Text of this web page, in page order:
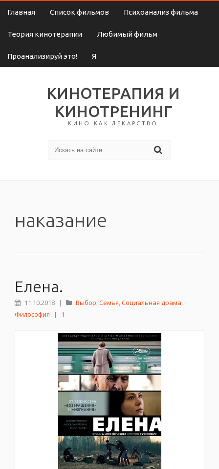
Главная Список фильмов Психоанализ фильма
Теория кинотерапии Любимый фильм
Проанализируй это! Я
КИНОТЕРАПИЯ И
КИНОТРЕНИНГ
КИНО КАК ЛЕКАРСТВО
наказание
Елена.
11.10.2018 | Выбор,Семья,Социальная драма,
Философия
| 1